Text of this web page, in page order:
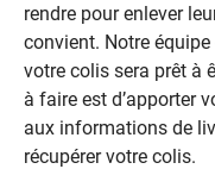
rendre pour enlever
convient. Notre
votre colis sera prêt à
à faire est d’apporter
aux informations de
récupérer votre colis.